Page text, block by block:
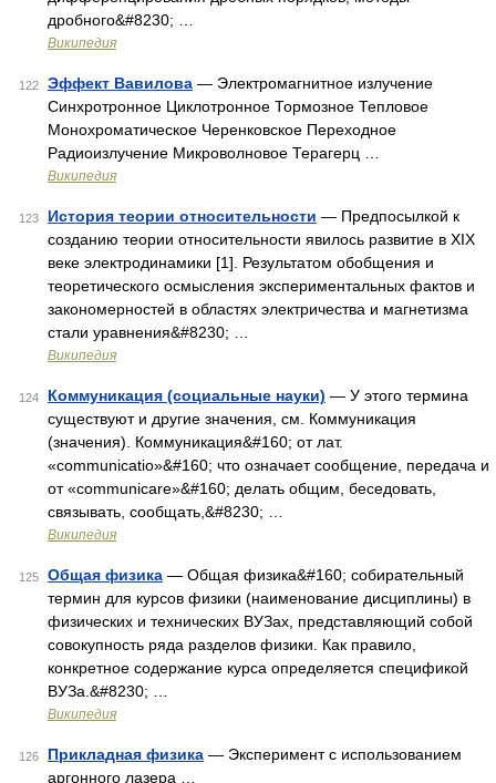
дробного&#8230; …
Википедия
122 Эффект Вавилова — Электромагнитное излучение
Синхротронное Циклотронное Тормозное Тепловое
Монохроматическое Черенковское Переходное
Радиоизлучение Микроволновое Терагерц …
Википедия
123 История теории относительности — Предпосылкой к
созданию теории относительности явилось развитие в XIX
веке электродинамики [1]. Результатом обобщения и
теоретического осмысления экспериментальных фактов и
закономерностей в областях электричества и магнетизма
стали уравнения&#8230; …
Википедия
124 Коммуникация (социальные науки) — У этого термина
существуют и другие значения, см. Коммуникация
(значения). Коммуникация&#160; от лат.
«communicatio»&#160; что означает сообщение, передача и
от «communicare»&#160; делать общим, беседовать,
связывать, сообщать,&#8230; …
Википедия
125 Общая физика — Общая физика&#160; собирательный
термин для курсов физики (наименование дисциплины) в
физических и технических ВУЗах, представляющий собой
совокупность ряда разделов физики. Как правило,
конкретное содержание курса определяется спецификой
ВУЗа.&#8230; …
Википедия
126 Прикладная физика — Эксперимент с использованием
аргонного лазера …